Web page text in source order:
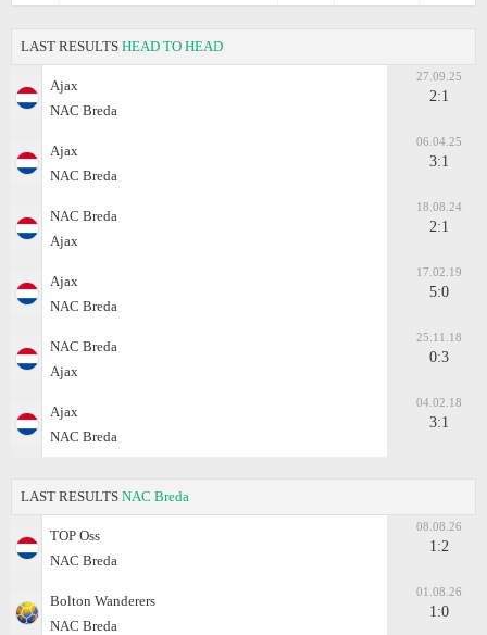
LAST RESULTS HEAD TO HEAD
Ajax
NAC Breda
27.09.25
2:1
Ajax
NAC Breda
06.04.25
3:1
NAC Breda
Ajax
18.08.24
2:1
Ajax
NAC Breda
17.02.19
5:0
NAC Breda
Ajax
25.11.18
0:3
Ajax
NAC Breda
04.02.18
3:1
LAST RESULTS NAC Breda
TOP Oss
NAC Breda
08.08.26
1:2
Bolton Wanderers
NAC Breda
01.08.26
1:0